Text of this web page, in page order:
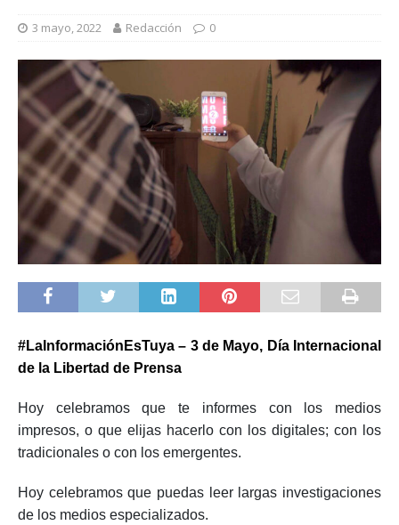
3 mayo, 2022 Redacción 0
#LaInformaciónEsTuya – 3 de Mayo, Día Internacional
de la Libertad de Prensa
Hoy celebramos que te informes con los medios
impresos, o que elijas hacerlo con los digitales; con los
tradicionales o con los emergentes.
Hoy celebramos que puedas leer largas investigaciones
de los medios especializados.